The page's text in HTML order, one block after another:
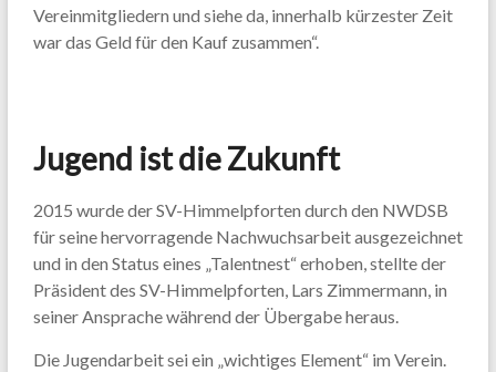
Vereinmitgliedern und siehe da, innerhalb kürzester Zeit
war das Geld für den Kauf zusammen“.
Jugend ist die Zukunft
2015 wurde der SV-Himmelpforten durch den NWDSB
für seine hervorragende Nachwuchsarbeit ausgezeichnet
und in den Status eines „Talentnest“ erhoben, stellte der
Präsident des SV-Himmelpforten, Lars Zimmermann, in
seiner Ansprache während der Übergabe heraus.
Die Jugendarbeit sei ein „wichtiges Element“ im Verein.